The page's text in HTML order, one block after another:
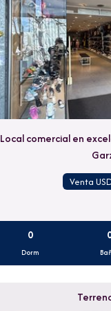
Local comercial en
Venta
0
Dorm